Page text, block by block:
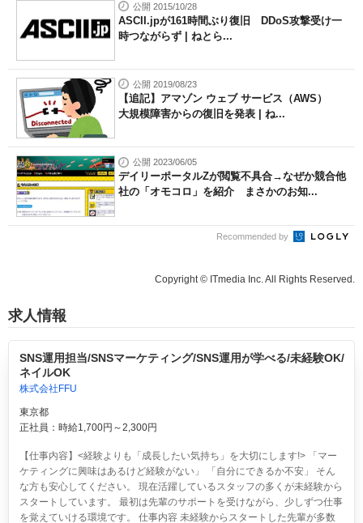
公開 2015/10/28
ASCII.jpが161時間ぶり復旧 DDoS攻撃受け一
時つながらず | ねとら...
公開 2019/08/23
【追記】アマゾン ウェブ サービス（AWS）
大規模障害からの復旧を発表 | ね...
公開 2023/06/05
デイリーポータルZが閲覧不具合→なぜか競合他
社の「オモコロ」を紹介 まさかのお知...
Recommended by
Copyright © ITmedia Inc. All Rights Reserved.
求人情報
SNS運用担当/SNSマーケティング/SNS運用が学べる/未経験OK/
ネイルOK
株式会社FFU
東京都
正社員：時給1,700円～2,300円
【仕事内容】<経験よりも「成長したい気持ち」を大切にします!> 「マー
ケティングに興味はあるけど経験がない」 「自分にできるか不安」 そん
な方も安心してください。 現在活躍しているスタッフの多くが未経験から
スタートしています。 最初は先輩のサポートを受けながら、少しずつ仕事
を覚えていける環境です。 仕事内容 未経験からスタートした先輩が多数